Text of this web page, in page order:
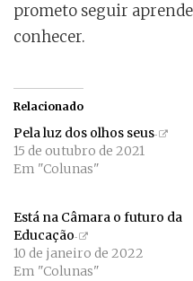
prometo seguir
conhecer.
Relacionado
Pela luz dos olhos seus
15 de outubro de 2021
Em "Colunas"
Está na Câmara o futuro da
Educação
10 de janeiro de 2022
Em "Colunas"